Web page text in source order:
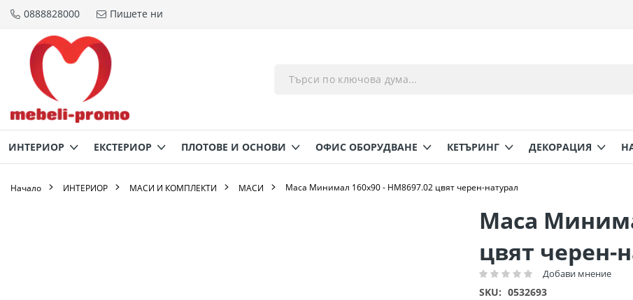
Прескачане
съдържанието
0888828000 Пишете ни
ИНТЕРИОР ЕКСТЕРИОР ПЛОТОВЕ И ОСНОВИ ОФИС ОБОРУДВАНЕ КЕТЪРИНГ ДЕКОРАЦИЯ
Начало ИНТЕРИОР МАСИ И КОМПЛЕКТИ МАСИ Маса Минимал 160х90 - HM8697.02 цвят черен-натурал
Маса
цвят черен-
Рейтинг: Добави мнение
SKU 0532693